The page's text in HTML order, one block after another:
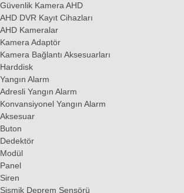
Güvenlik Kamera AHD
AHD DVR Kayıt Cihazları
AHD Kameralar
Kamera Adaptör
Kamera Bağlantı Aksesuarları
Harddisk
Yangın Alarm
Adresli Yangın Alarm
Konvansiyonel Yangın Alarm
Aksesuar
Buton
Dedektör
Modül
Panel
Siren
Sismik Deprem Sensörü